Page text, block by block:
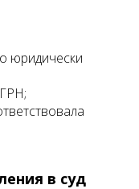
юридически
в суд